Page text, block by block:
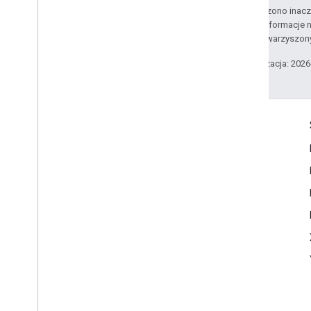
O ile nie stwierdzono
Szczegółowe informacje
podmiotów
Ostatnia aktualizacja: